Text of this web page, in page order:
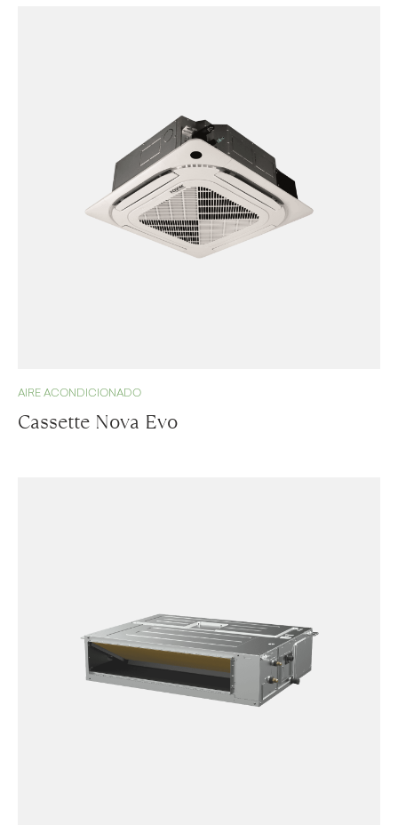
AIRE ACONDICIONADO
Cassette Nova Evo